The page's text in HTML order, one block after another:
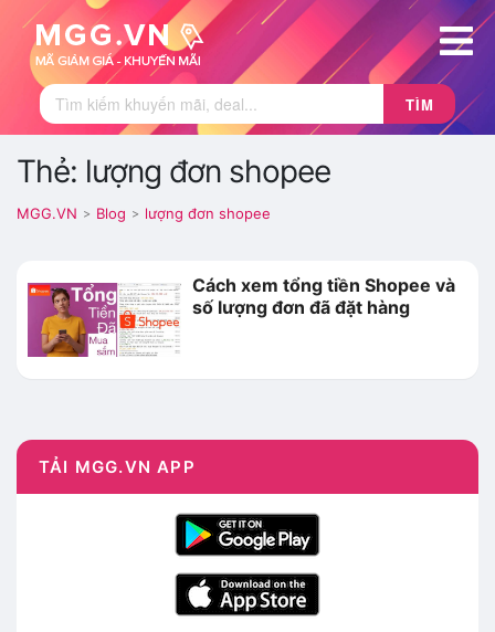
TÌM
Thẻ: lượng đơn shopee
MGG.VN > Blog > lượng đơn shopee
Cách xem tổng tiền Shopee và
số lượng đơn đã đặt hàng
TẢI MGG.VN APP